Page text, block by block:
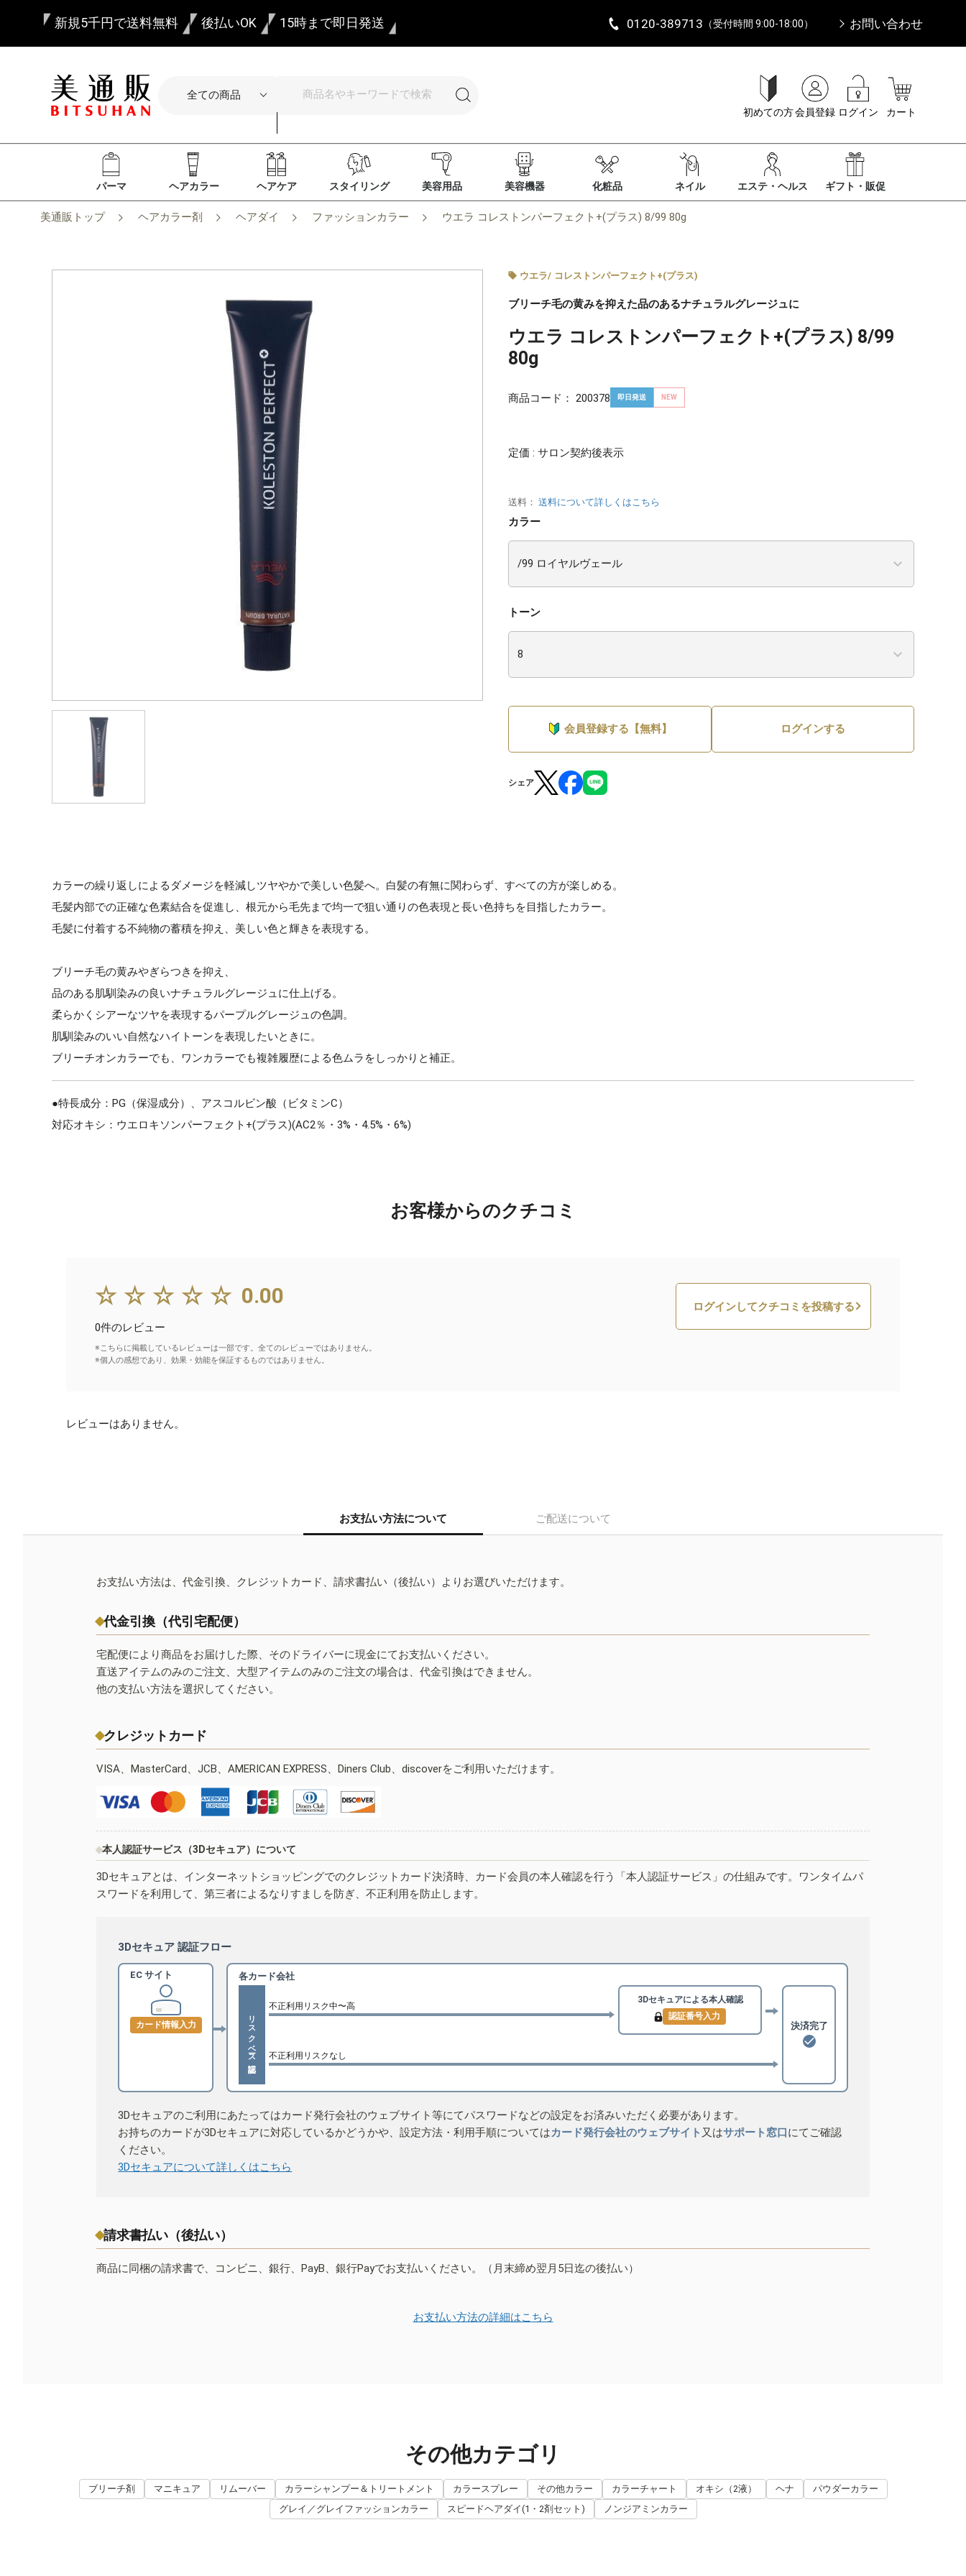
新規5千円で送料無料 後払いOK 15時まで即日発送 0120-389713 （受付時間 9:00-18:00） お問い合わせ
初めての方会員登録 ログイン カート
パーマ ヘアカラー ヘアケア スタイリング 美容用品 美容機器 化粧品 ネイル エステ・ヘルス ギフト・販促
美通販トップ ヘアカラー剤 ヘアダイ ファッションカラー ウエラ コレストンパーフェクト+(プラス) 8/99 80g
ウエラ/ コレストンパーフェクト+(プラス)
ブリーチ毛の黄みを抑えた品のあるナチュラルグレージュに
ウエラ コレストンパーフェクト+(プラス) 8/99
80g
商品コード： 200378 即日発送 NEW
定価 : サロン契約後表示
送料： 送料について詳しくはこちら
カラー
トーン
会員登録する【無料】 ログインする
シェア
カラーの繰り返しによるダメージを軽減しツヤやかで美しい色髪へ。白髪の有無に関わらず、すべての方が楽しめる。
毛髪内部での正確な色素結合を促進し、根元から毛先まで均一で狙い通りの色表現と長い色持ちを目指したカラー。
毛髪に付着する不純物の蓄積を抑え、美しい色と輝きを表現する。
ブリーチ毛の黄みやぎらつきを抑え、
品のある肌馴染みの良いナチュラルグレージュに仕上げる。
柔らかくシアーなツヤを表現するパープルグレージュの色調。
肌馴染みのいい自然なハイトーンを表現したいときに。
ブリーチオンカラーでも、ワンカラーでも複雑履歴による色ムラをしっかりと補正。
●特長成分：PG（保湿成分）、アスコルビン酸（ビタミンC）
対応オキシ：ウエロキソンパーフェクト+(プラス)(AC2％・3%・4.5%・6%)
お客様からのクチコミ
☆☆☆☆☆ 0.00
0件のレビュー
※こちらに掲載しているレビューは一部です。全てのレビューではありません。
※個人の感想であり、効果・効能を保証するものではありません。
ログインしてクチコミを投稿する
レビューはありません。
お支払い方法について ご配送について
お支払い方法は、代金引換、クレジットカード、請求書払い（後払い）よりお選びいただけます。
代金引換（代引宅配便）
宅配便により商品をお届けした際、そのドライバーに現金にてお支払いください。
直送アイテムのみのご注文、大型アイテムのみのご注文の場合は、代金引換はできません。
他の支払い方法を選択してください。
クレジットカード
VISA、MasterCard、JCB、AMERICAN EXPRESS、Diners Club、discoverをご利用いただけます。
本人認証サービス（3Dセキュア）について
3Dセキュアとは、インターネットショッピングでのクレジットカード決済時、カード会員の本人確認を行う「本人認証サービス」の仕組みです。ワンタイムパ
スワードを利用して、第三者によるなりすましを防ぎ、不正利用を防止します。
3Dセキュア 認証フロー
EC サイト
カード情報入力
各カード会社
リスクベース認証
不正利用リスク中〜高
3Dセキュアによる本人確認
認証番号入力
不正利用リスクなし
決済完了
3Dセキュアのご利用にあたってはカード発行会社のウェブサイト等にてパスワードなどの設定をお済みいただく必要があります。
お持ちのカードが3Dセキュアに対応しているかどうかや、設定方法・利用手順についてはカード発行会社のウェブサイト 又はサポート窓口にてご確認
ください。
3Dセキュアについて詳しくはこちら
請求書払い（後払い）
商品に同梱の請求書で、コンビニ、銀行、PayB、銀行Payでお支払いください。（月末締め翌月5日迄の後払い）
お支払い方法の詳細はこちら
その他カテゴリ
ブリーチ剤 マニキュア リムーバー カラーシャンプー＆トリートメント カラースプレー その他カラー カラーチャート オキシ（2液） ヘナ
パウダーカラー
グレイ／グレイファッションカラー
スピードヘアダイ(1・2剤セット) ノンジアミンカラー